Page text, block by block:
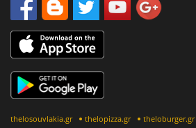
thelosouvlakia.gr thelopizza.gr theloburger.gr